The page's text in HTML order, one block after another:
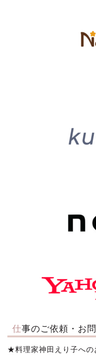
仕事のご依頼・お
★料理家神田えり子への